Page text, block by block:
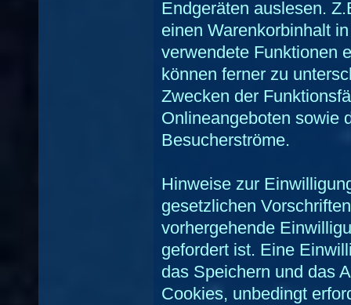
Endgeräten auslesen.
einen Warenkorbinhalt
verwendete Funktionen
können ferner zu
Zwecken der
Onlineangeboten sowie
Besucherströme.
Hinweise zur
gesetzlichen
vorhergehende
gefordert ist. Eine
das Speichern und das
Cookies, unbedingt